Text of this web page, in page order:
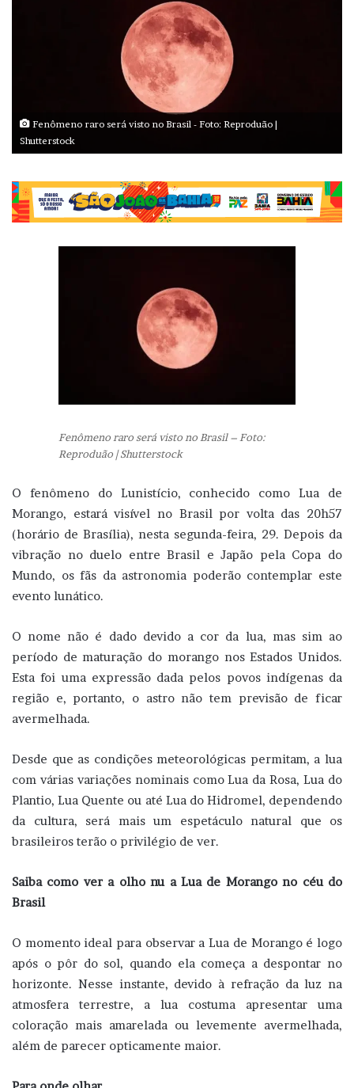
Fenômeno raro será visto no Brasil - Foto: Reproduão |
Shutterstock
Fenômeno raro será visto no Brasil – Foto:
Reproduão | Shutterstock
O fenômeno do Lunistício, conhecido como Lua de
Morango, estará visível no Brasil por volta das 20h57
(horário de Brasília), nesta segunda-feira, 29. Depois da
vibração no duelo entre Brasil e Japão pela Copa do
Mundo, os fãs da astronomia poderão contemplar este
evento lunático.
O nome não é dado devido a cor da lua, mas sim ao
período de maturação do morango nos Estados Unidos.
Esta foi uma expressão dada pelos povos indígenas da
região e, portanto, o astro não tem previsão de ficar
avermelhada.
Desde que as condições meteorológicas permitam, a lua
com várias variações nominais como Lua da Rosa, Lua do
Plantio, Lua Quente ou até Lua do Hidromel, dependendo
da cultura, será mais um espetáculo natural que os
brasileiros terão o privilégio de ver.
Saiba como ver a olho nu a Lua de Morango no céu do
Brasil
O momento ideal para observar a Lua de Morango é logo
após o pôr do sol, quando ela começa a despontar no
horizonte. Nesse instante, devido à refração da luz na
atmosfera terrestre, a lua costuma apresentar uma
coloração mais amarelada ou levemente avermelhada,
além de parecer opticamente maior.